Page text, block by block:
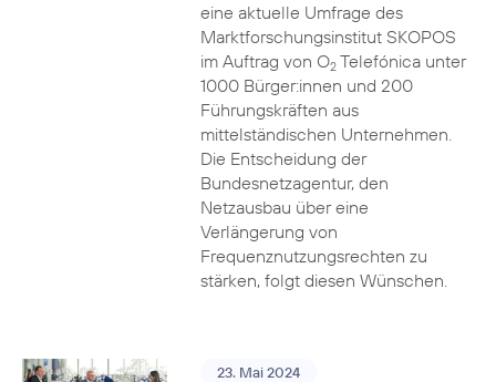
eine aktuelle Umfrage des
Marktforschungsinstitut SKOPOS
im Auftrag von O2Telefónica unter
1000 Bürger:innen und 200
Führungskräften aus
mittelständischen Unternehmen.
Die Entscheidung der
Bundesnetzagentur, den
Netzausbau über eine
Verlängerung von
Frequenznutzungsrechten zu
stärken, folgt diesen Wünschen.
23. Mai 2024